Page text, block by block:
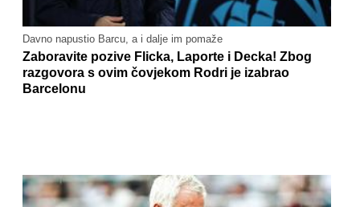
Davno napustio Barcu, a i dalje im pomaže
Zaboravite pozive Flicka, Laporte i Decka! Zbog
razgovora s ovim čovjekom Rodri je izabrao
Barcelonu